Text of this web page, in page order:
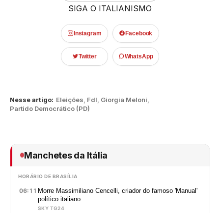
SIGA O ITALIANISMO
Instagram Facebook
Twitter WhatsApp
Nesse artigo: Eleições Fdl Giorgia Meloni
Partido Democrático (PD)
Manchetes da Itália
HORÁRIO DE BRASÍLIA
06:11 Morre Massimiliano Cencelli, criador do famoso 'Manual'
político italiano
SKY TG24